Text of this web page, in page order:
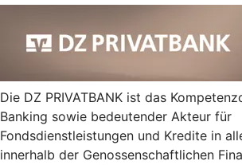
Die DZ PRIVATBANK ist das
Banking sowie bedeutender Akteur für
Fondsdienstleistungen und Kredite in
innerhalb der Genossenschaftlichen